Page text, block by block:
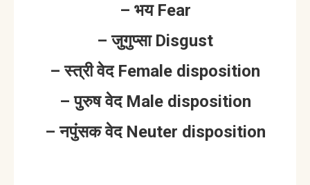
– भय Fear
– जुगुप्सा Disgust
– स्त्री वेद Female disposition
– पुरुष वेद Male disposition
– नपुंसक वेद Neuter disposition